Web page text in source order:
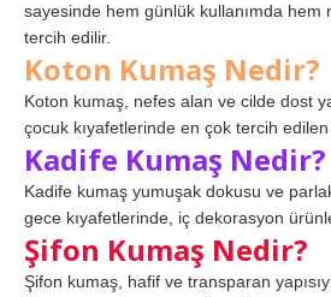
sayesinde hem günlük kullanımda hem
tercih edilir.
Koton Kumaş Nedir?
Koton kumaş, nefes alan ve cilde dost
çocuk kıyafetlerinde en çok tercih
Kadife Kumaş Nedir?
Kadife kumaş yumuşak dokusu ve
gece kıyafetlerinde, iç dekorasyon
Şifon Kumaş Nedir?
Şifon kumaş, hafif ve transparan